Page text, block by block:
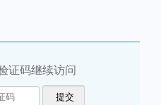
证码继续访问